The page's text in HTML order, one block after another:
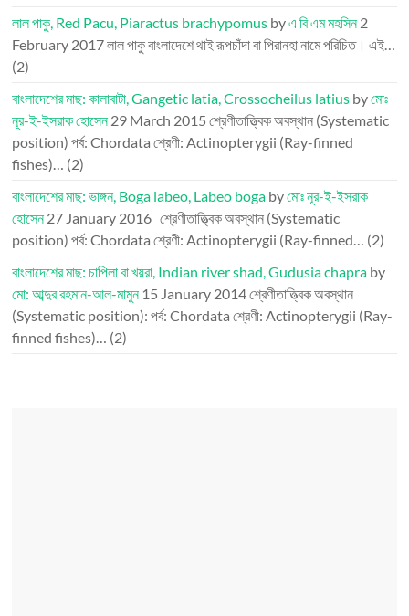
লাল পাকু, Red Pacu, Piaractus brachypomus byএ বি এম মহসিন2
February 2017লাল পাকু বাংলাদেশে থাই রূপচাঁদা বা পিরানহা নামে পরিচিত। এই…
(2)
বাংলাদেশের মাছ: কালাবাটা, Gangetic latia, Crossocheilus latius byমোঃ
নূর-ই-ইসরাক হোসেন29 March 2015 শ্রেণীতাত্ত্বিক অবস্থান (Systematic
position) পর্ব: Chordata শ্রেণী: Actinopterygii (Ray-finned
fishes)… (2)
বাংলাদেশের মাছ: ভাঙ্গন, Boga labeo, Labeo boga byমোঃ নূর-ই-ইসরাক
হোসেন27 January 2016 শ্রেণীতাত্ত্বিক অবস্থান (Systematic
position) পর্ব: Chordata শ্রেণী: Actinopterygii (Ray-finned… (2)
বাংলাদেশের মাছ: চাপিলা বা খয়রা, Indian river shad, Gudusia chapra by
মো: আব্দুর রহমান-আল-মামুন 15 January 2014শ্রেণীতাত্ত্বিক অবস্থান
(Systematic position): পর্ব: Chordata শ্রেণী: Actinopterygii (Ray-
finned fishes)… (2)